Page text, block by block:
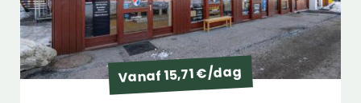
Vanaf 15,71 €/dag